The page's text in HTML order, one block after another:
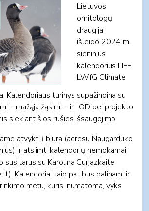
Lietuvos
ornitologų
draugija
išleido 2024 m.
sieninius
kalendorius LIFE
LWfG Climate
Kalendoriaus turinys supažindina su
– mažąja žąsimi – ir LOD bei projekto
siekiant šios rūšies išsaugojimo.
atvykti į biurą (adresu Naugarduko
ir atsiimti kalendorių nemokamai,
susitarus su Karolina Gurjazkaite
). Kalendoriai taip pat bus dalinami ir
metu, kuris, numatoma, vyks